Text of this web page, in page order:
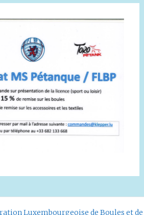
Luxembourgeoise de Boules et de